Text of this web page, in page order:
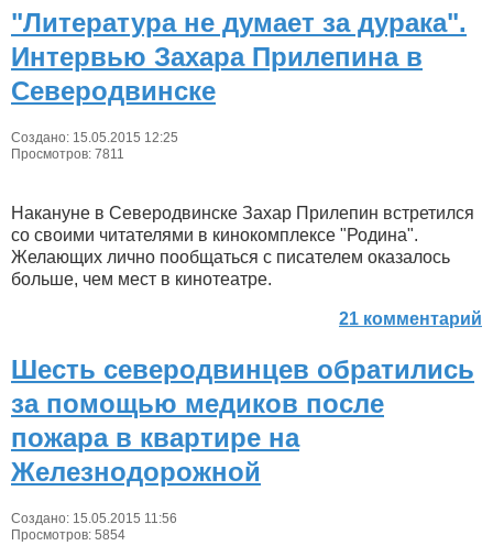
"Литература не думает за дурака".
Интервью Захара Прилепина в
Северодвинске
Создано: 15.05.2015 12:25
Просмотров: 7811
Накануне в Северодвинске Захар Прилепин встретился
со своими читателями в кинокомплексе "Родина".
Желающих лично пообщаться с писателем оказалось
больше, чем мест в кинотеатре.
21 комментарий
Шесть северодвинцев обратились
за помощью медиков после
пожара в квартире на
Железнодорожной
Создано: 15.05.2015 11:56
Просмотров: 5854